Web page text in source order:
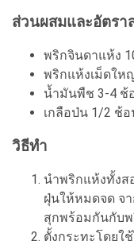
ส่วนผสมและอัตรา
พริกจินดาแห้ง
พริกแห้งเม็ดให
น้ำมันพืช 3-4 ช้
เกลือป่น 1/2 ช้
วิธีทำ
นำพริกแห้งทั้งส
ฝุ่นให้หมดจด จ
สุกพร้อมกันกับพ
ตั้งกระทะโดยใ